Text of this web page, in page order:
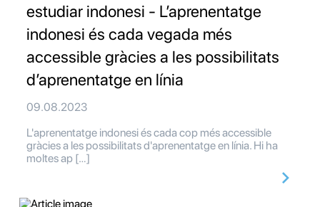
estudiar indonesi - L’aprenentatge
indonesi és cada vegada més
accessible gràcies a les possibilitats
d’aprenentatge en línia
09.08.2023
L'aprenentatge indonesi és cada cop més accessible
gràcies a les possibilitats d'aprenentatge en línia. Hi ha
moltes ap […]